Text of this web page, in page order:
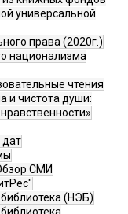
универсальной
права (2020г.)
национализма
чтения
и чистота души:
дат
СМИ
(НЭБ)